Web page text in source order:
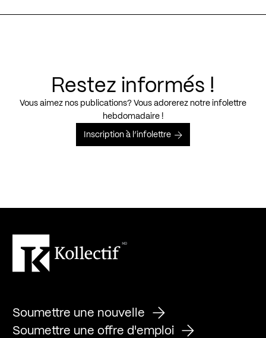
Restez informés !
Vous aimez nos publications? Vous adorerez notre infolettre
hebdomadaire !
Inscription à l’infolettre
Soumettre une nouvelle
Soumettre une offre d'emploi